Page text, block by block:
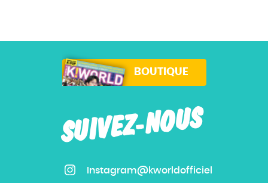
SUIVEZ-NOUS
Instagram@kworldofficiel
BOUTIQUE